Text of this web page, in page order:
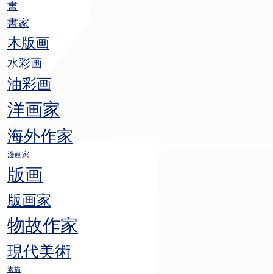
書
書家
木版画
水彩画
油彩画
洋画家
海外作家
漫画家
版画
版画家
物故作家
現代美術
素描